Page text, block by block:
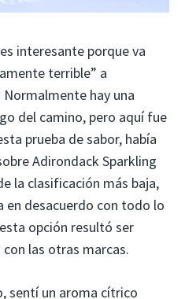
interesante porque va
terrible” a
hay una
del camino, pero aquí fue
prueba de sabor, había
Adirondack Sparkling
la clasificación más baja,
en desacuerdo con todo lo
opción resultó ser
las otras marcas.
sentí un aroma cítrico